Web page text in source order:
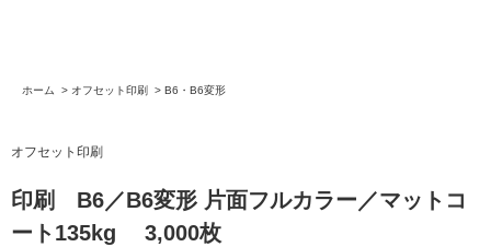
ホーム > オフセット印刷 > B6・B6変形
オフセット印刷
印刷 B6／B6変形 片面フルカラー／マットコ
ート135kg 3,000枚